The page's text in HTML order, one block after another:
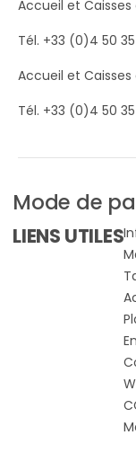
Accueil et
Tél. +33 (0)4 50
Accueil et
Tél. +33 (0)4 50
Mode de
LIENS UTILES